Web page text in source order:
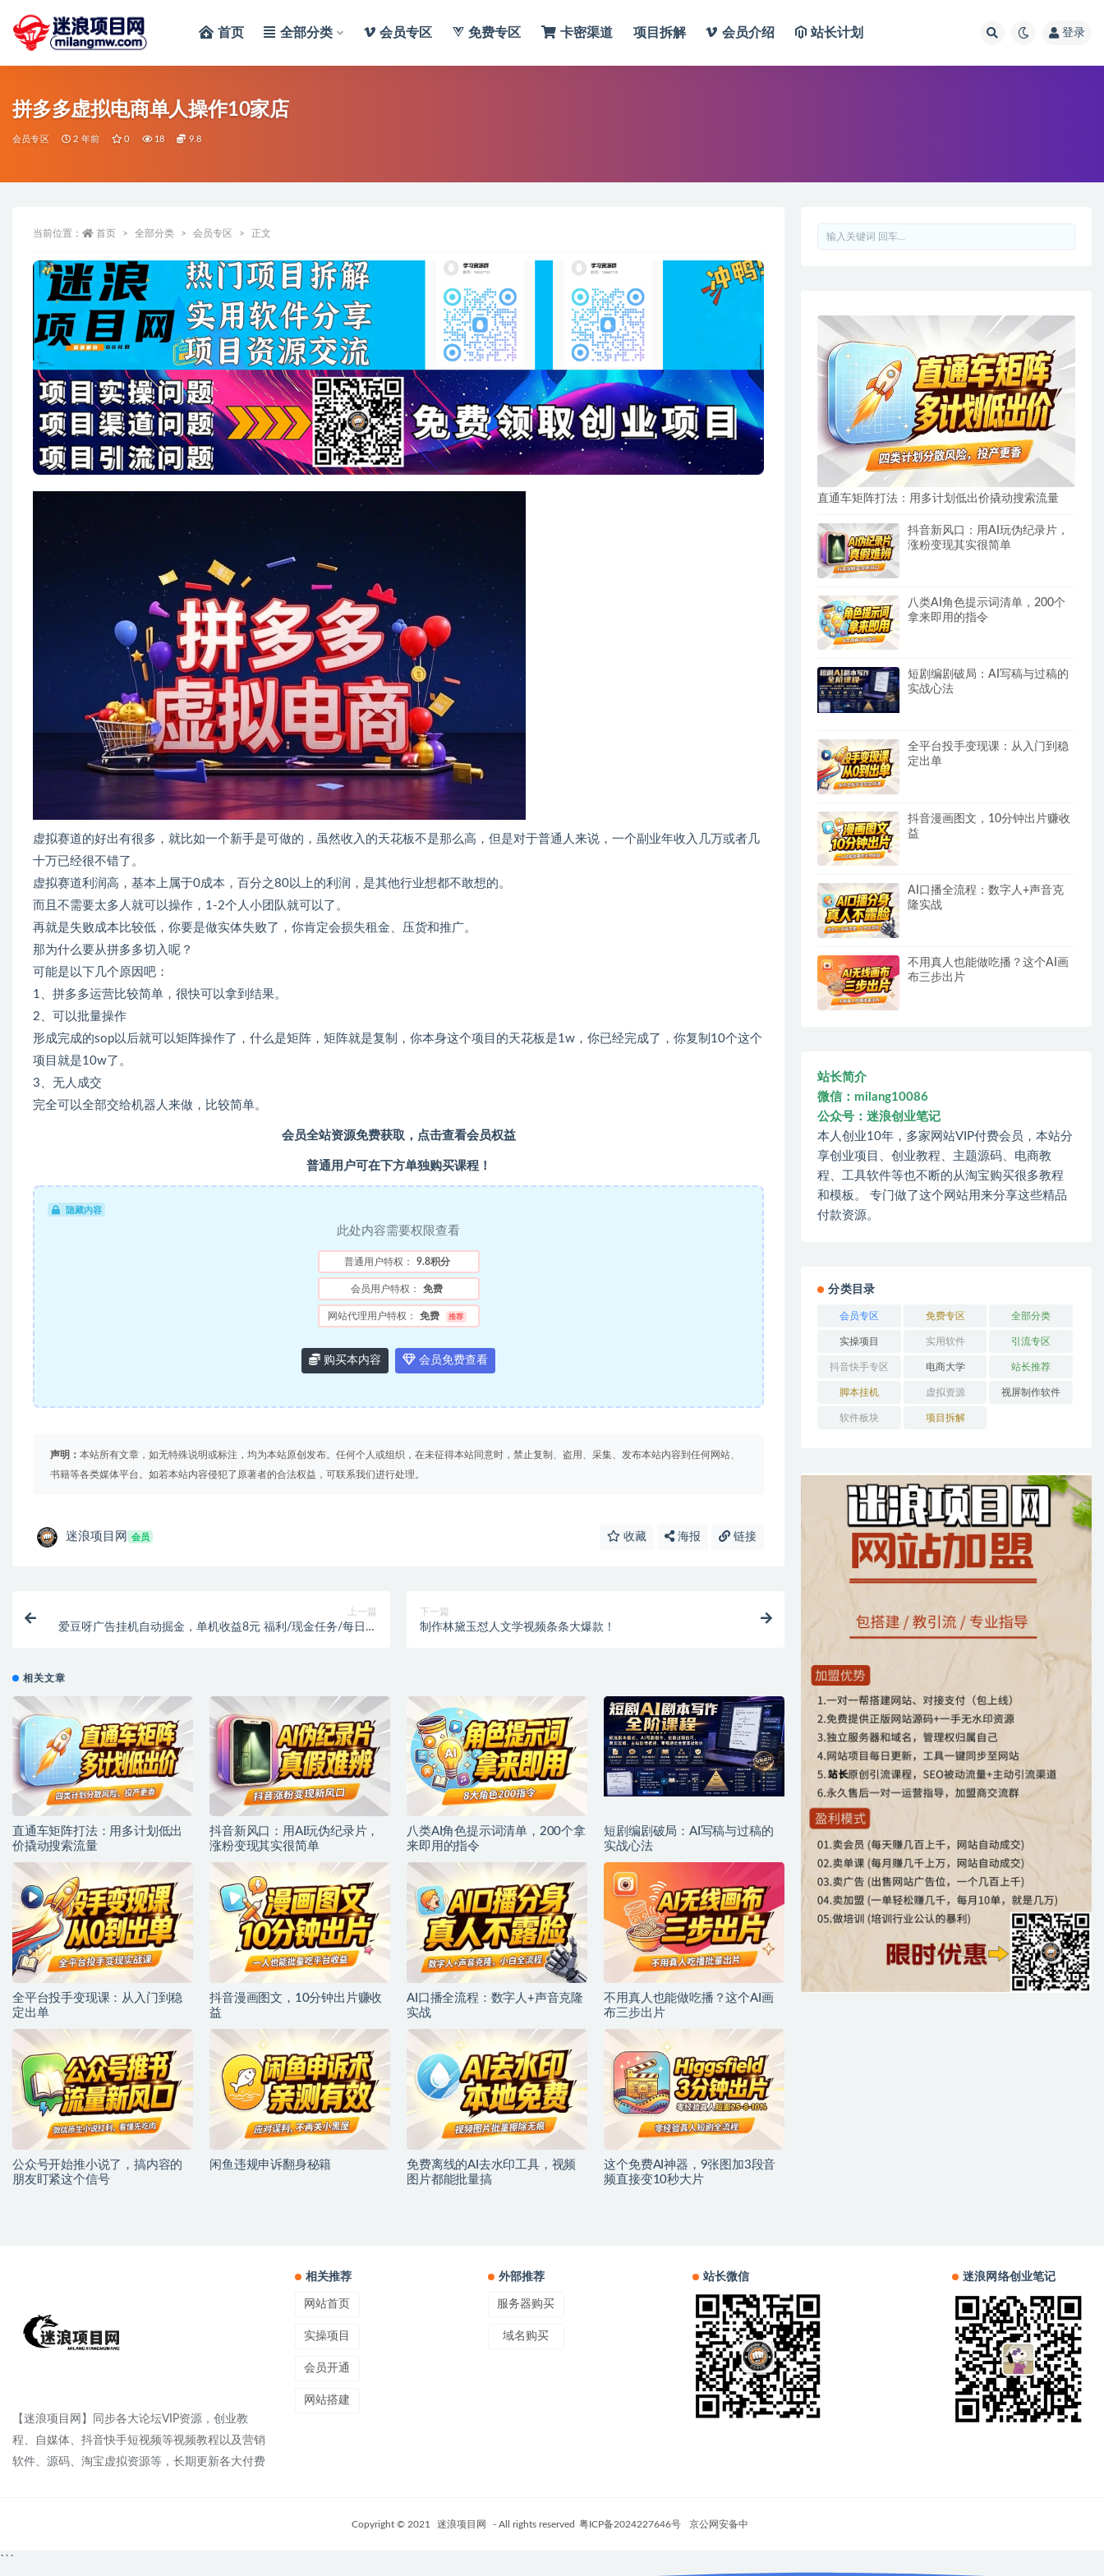
首页 全部分类 会员专区 免费专区 卡密渠道 项目拆解 会员介绍 站长计划 登录
拼多多虚拟电商单人操作10家店
会员专区 2 年前 0 18 9.8
当前位置： 首页 全部分类 会员专区 正文
虚拟赛道的好出有很多，就比如一个新手是可做的，虽然收入的天花板不是那么高，但是对于普通人来说，一个副业年收入几万或者几
十万已经很不错了。
虚拟赛道利润高，基本上属于0成本，百分之80以上的利润，是其他行业想都不敢想的。
而且不需要太多人就可以操作，1-2个人小团队就可以了。
再就是失败成本比较低，你要是做实体失败了，你肯定会损失租金、压货和推广。
那为什么要从拼多多切入呢？
可能是以下几个原因吧：
1、拼多多运营比较简单，很快可以拿到结果。
2、可以批量操作
形成完成的sop以后就可以矩阵操作了，什么是矩阵，矩阵就是复制，你本身这个项目的天花板是1w，你已经完成了，你复制10个这个
项目就是10w了。
3、无人成交
完全可以全部交给机器人来做，比较简单。
会员全站资源免费获取，点击查看会员权益
普通用户可在下方单独购买课程！
隐藏内容
此处内容需要权限查看
普通用户特权： 9.8积分
会员用户特权： 免费
网站代理用户特权： 免费 推荐
购买本内容 会员免费查看
声明： 本站所有文章，如无特殊说明或标注，均为本站原创发布。任何个人或组织，在未征得本站同意时，禁止复制、盗用、采集、发布本站内容到任何网站、
书籍等各类媒体平台。如若本站内容侵犯了原著者的合法权益，可联系我们进行处理。
迷浪项目网 会员 收藏 海报 链接
上一篇
爱豆呀广告挂机自动掘金，单机收益8元 福利/现金任务/每日低
下一篇
制作林黛玉怼人文学视频条条大爆款！
相关文章
直通车矩阵打法：用多计划低出
价撬动搜索流量
抖音新风口：用AI玩伪纪录片，
涨粉变现其实很简单
八类AI角色提示词清单，200个拿
来即用的指令
短剧编剧破局：AI写稿与过稿的
实战心法
全平台投手变现课：从入门到稳
定出单
抖音漫画图文，10分钟出片赚收
益
AI口播全流程：数字人+声音克隆
实战
不用真人也能做吃播？这个AI画
布三步出片
公众号开始推小说了，搞内容的
朋友盯紧这个信号
闲鱼违规申诉翻身秘籍
免费离线的AI去水印工具，视频
图片都能批量搞
这个免费AI神器，9张图加3段音
频直接变10秒大片
直通车矩阵打法：用多计划低出价撬动搜索流量
抖音新风口：用AI玩伪纪录片，
涨粉变现其实很简单
八类AI角色提示词清单，200个
拿来即用的指令
短剧编剧破局：AI写稿与过稿的
实战心法
全平台投手变现课：从入门到稳
定出单
抖音漫画图文，10分钟出片赚收
益
AI口播全流程：数字人+声音克
隆实战
不用真人也能做吃播？这个AI画
布三步出片
站长简介
微信：milang10086
公众号：迷浪创业笔记
本人创业10年，多家网站VIP付费会员，本站分
享创业项目、创业教程、主题源码、电商教
程、工具软件等也不断的从淘宝购买很多教程
和模板。 专门做了这个网站用来分享这些精品
付款资源。
分类目录
会员专区 免费专区 全部分类
实操项目 实用软件 引流专区
抖音快手专区 电商大学 站长推荐
脚本挂机 虚拟资源 视屏制作软件
软件板块 项目拆解
【迷浪项目网】同步各大论坛VIP资源，创业教
程、自媒体、抖音快手短视频等视频教程以及营销
软件、源码、淘宝虚拟资源等，长期更新各大付费
相关推荐
网站首页
实操项目
会员开通
网站搭建
外部推荐
服务器购买
域名购买
站长微信 迷浪网络创业笔记
Copyright © 2021 迷浪项目网 - All rights reserved 粤ICP备2024227646号 京公网安备中
```